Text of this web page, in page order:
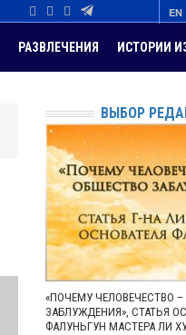
EN
РАЗВЛЕЧЕНИЯ ИСТОРИИ
ВЫБОР
«ПОЧЕМУ ЧЕЛОВЕЧЕСТВО
ЗАБЛУЖДЕНИЯ», СТАТЬЯ
ФАЛУНЬГУН МАСТЕРА ЛИ